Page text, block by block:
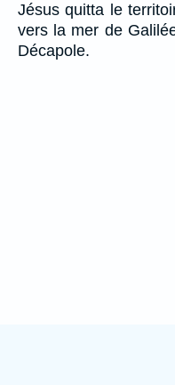
Jésus quitta le
vers la mer de
Décapole.